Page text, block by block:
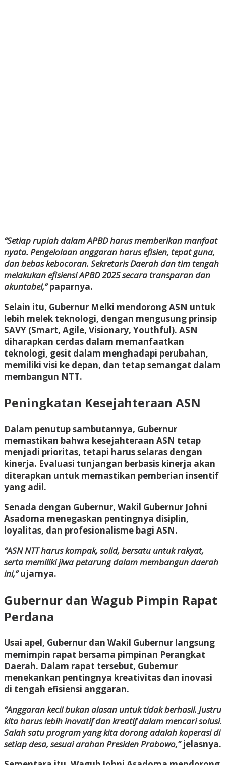
“Setiap rupiah dalam APBD harus memberikan manfaat
nyata. Pengelolaan anggaran harus efisien, tepat guna,
dan bebas kebocoran. Sekretaris Daerah dan tim tengah
melakukan efisiensi APBD 2025 secara transparan dan
akuntabel,”paparnya.
Selain itu, Gubernur Melki mendorong ASN untuk
lebih melek teknologi, dengan mengusung prinsip
SAVY (Smart, Agile, Visionary, Youthful). ASN
diharapkan cerdas dalam memanfaatkan
teknologi, gesit dalam menghadapi perubahan,
memiliki visi ke depan, dan tetap semangat dalam
membangun NTT.
Peningkatan Kesejahteraan ASN
Dalam penutup sambutannya, Gubernur
memastikan bahwa kesejahteraan ASN tetap
menjadi prioritas, tetapi harus selaras dengan
kinerja. Evaluasi tunjangan berbasis kinerja akan
diterapkan untuk memastikan pemberian insentif
yang adil.
Senada dengan Gubernur, Wakil Gubernur Johni
Asadoma menegaskan pentingnya disiplin,
loyalitas, dan profesionalisme bagi ASN.
“ASN NTT harus kompak, solid, bersatu untuk rakyat,
serta memiliki jiwa petarung dalam membangun daerah
ini,”ujarnya.
Gubernur dan Wagub Pimpin Rapat
Perdana
Usai apel, Gubernur dan Wakil Gubernur langsung
memimpin rapat bersama pimpinan Perangkat
Daerah. Dalam rapat tersebut, Gubernur
menekankan pentingnya kreativitas dan inovasi
di tengah efisiensi anggaran.
“Anggaran kecil bukan alasan untuk tidak berhasil. Justru
kita harus lebih inovatif dan kreatif dalam mencari solusi.
Salah satu program yang kita dorong adalah koperasi di
setiap desa, sesuai arahan Presiden Prabowo,”jelasnya.